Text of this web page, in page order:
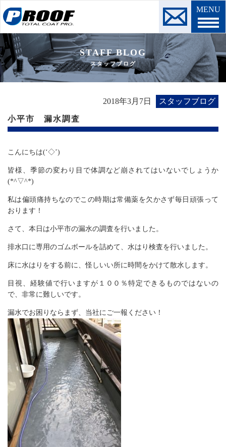
MENU
STAFF BLOG
スタッフブログ
2018年3月7日 スタッフブログ
小平市 漏水調査
こんにちは(‘◇’)ゞ
皆様、季節の変わり目で体調など崩されてはいないでしょうか
(*^▽^*)
私は偏頭痛持ちなのでこの時期は常備薬を欠かさず毎日頑張って
おります！
さて、本日は小平市の漏水の調査を行いました。
排水口に専用のゴムボールを詰めて、水はり検査を行いました。
床に水はりをする前に、怪しいい所に時間をかけて散水します。
目視、経験値で行いますが１００％特定できるものではないの
で、非常に難しいです。
漏水でお困りならまず、当社にご一報ください！